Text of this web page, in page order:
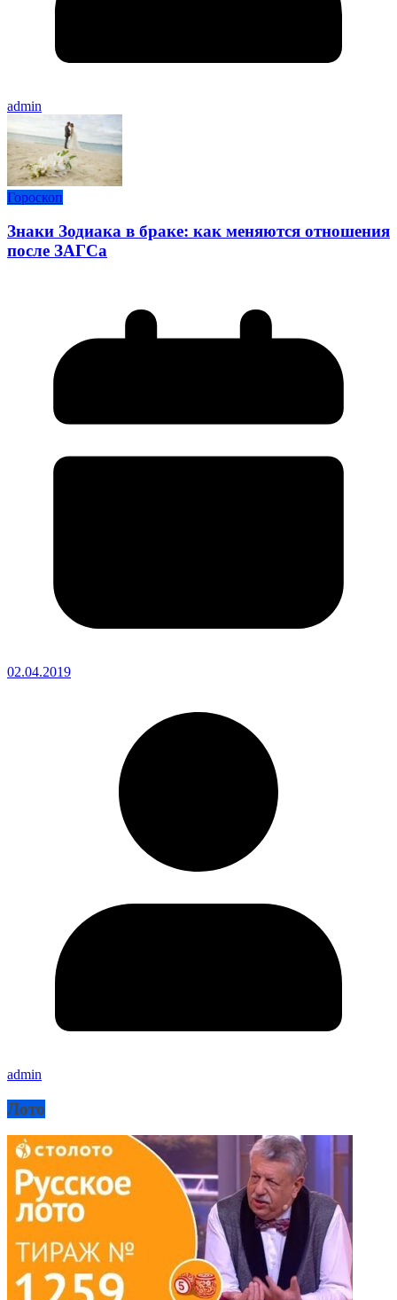
admin
Гороскоп
Знаки Зодиака в браке: как меняются отношения
после ЗАГСа
02.04.2019
admin
Лото